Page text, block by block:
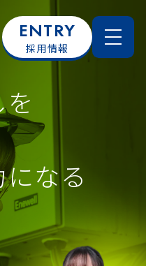
ENTRY
採用情報
なる